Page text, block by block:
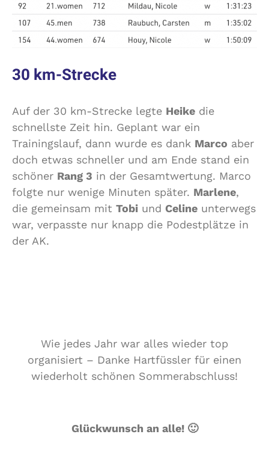
30 km-Strecke
Auf der 30 km-Strecke legte Heike die
schnellste Zeit hin. Geplant war ein
Trainingslauf, dann wurde es dank Marco aber
doch etwas schneller und am Ende stand ein
schöner Rang 3 in der Gesamtwertung. Marco
folgte nur wenige Minuten später. Marlene,
die gemeinsam mit Tobi und Celine unterwegs
war, verpasste nur knapp die Podestplätze in
der AK.
Wie jedes Jahr war alles wieder top
organisiert – Danke Hartfüssler für einen
wiederholt schönen Sommerabschluss!
Glückwunsch an alle! 🙂